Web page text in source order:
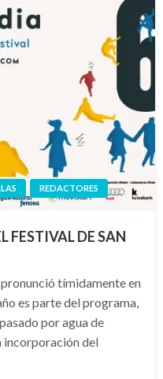
REDACTORES
FESTIVAL DE SAN
tímidamente en
es parte del programa,
por agua de
incorporación del